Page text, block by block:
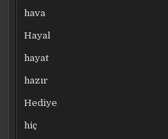
hava
Hayal
hayat
hazır
Hediye
hiç